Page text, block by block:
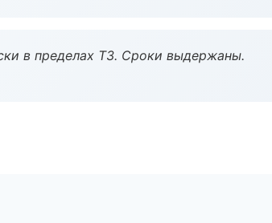
в пределах ТЗ. Сроки выдержаны.